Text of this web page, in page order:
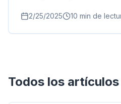
2/25/2025 10 min de
Todos los artículos